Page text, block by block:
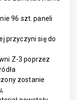
96 szt. paneli
przyczyni się do
Z-3 poprzez
zostanie